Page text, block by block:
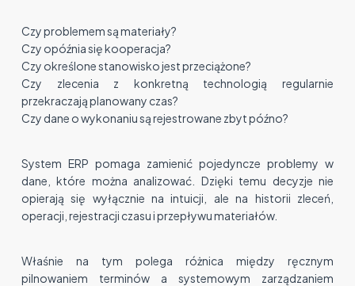
Czy problemem są materiały?
Czy opóźnia się kooperacja?
Czy określone stanowisko jest przeciążone?
Czy zlecenia z konkretną technologią regularnie
przekraczają planowany czas?
Czy dane o wykonaniu są rejestrowane zbyt późno?
System ERP pomaga zamienić pojedyncze problemy w
dane, które można analizować. Dzięki temu decyzje nie
opierają się wyłącznie na intuicji, ale na historii zleceń,
operacji, rejestracji czasu i przepływu materiałów.
Właśnie na tym polega różnica między ręcznym
pilnowaniem terminów a systemowym zarządzaniem